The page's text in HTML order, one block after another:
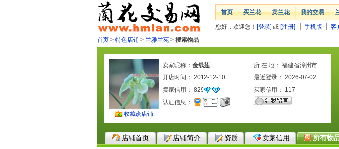
首页 买兰花 卖兰花 我的交易
您好，欢迎您！ [登录] 或 [注册] 手机版 客
首页 > 特色店铺 > 兰雅兰苑 > 搜索物品
收藏该店铺
卖家昵称： 金线莲
所 在 地： 福建省漳州市
开店时间： 2012-12-10
最近登录： 2026-07-02
卖家信用： 829 买家信用： 117
认证信息：
店铺首页 店铺简介 资质 卖家信用 所有物